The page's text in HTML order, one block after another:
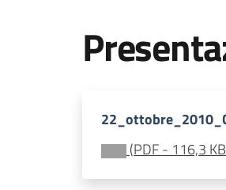
(PDF- 116,3 KB